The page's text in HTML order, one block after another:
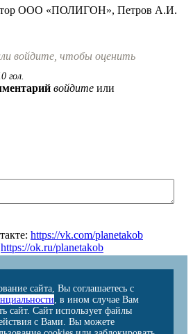
ООО «ПОЛИГОН», Петров А.И.
войдите, чтобы оценить
гол.
войдите или
https://vk.com/planetakob
https://ok.ru/planetakob
сайта, Вы соглашаетесь с
, в ином случае Вам
сайт. Сайт использует файлы
с Вами. Вы можете